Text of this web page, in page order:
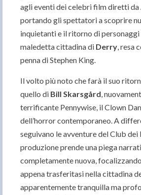
agli eventi dei celebri film diretti
portando gli spettatori a scoprire
inquietanti e il ritorno di
maledetta cittadina di Derry, resa
penna di Stephen King.
Il volto più noto che farà il suo
quello di Bill Skarsgård,
terrificante Pennywise, il Clown
dell’horror contemporaneo. A
seguivano le avventure del Club dei
produzione prende una piega
completamente nuova,
appena trasferitasi nella cittadina
apparentemente tranquilla ma